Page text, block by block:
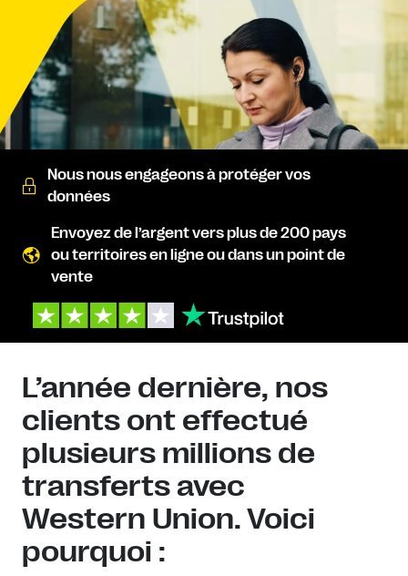
Nous nous engageons à protéger vos
données
Envoyez de l’argent vers plus de 200 pays
ou territoires en ligne ou dans un point de
vente
L’année dernière, nos
clients ont effectué
plusieurs millions de
transferts avec
Western Union. Voici
pourquoi :